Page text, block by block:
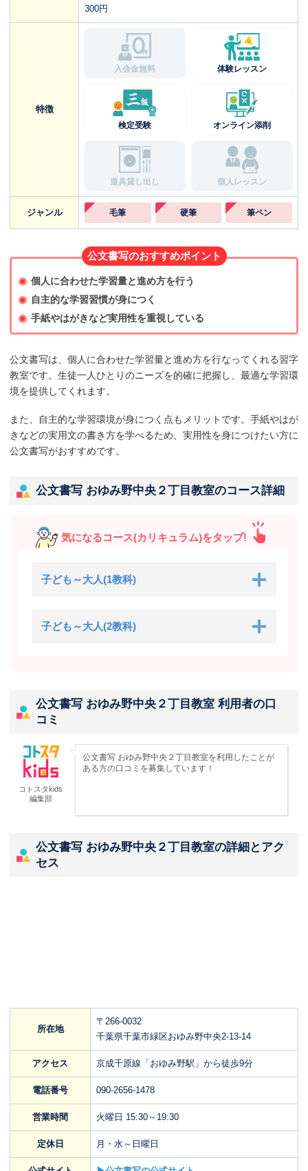
300円
特徴
入会金無料 体験レッスン
検定受験 オンライン添削
道具貸し出し 個人レッスン
ジャンル 毛筆 硬筆 筆ペン
公文書写のおすすめポイント
個人に合わせた学習量と進め方を行う
自主的な学習習慣が身につく
手紙やはがきなど実用性を重視している
公文書写は、個人に合わせた学習量と進め方を行なってくれる習字
教室です。生徒一人ひとりのニーズを的確に把握し、最適な学習環
境を提供してくれます。
また、自主的な学習環境が身につく点もメリットです。手紙やはが
きなどの実用文の書き方を学べるため、実用性を身につけたい方に
公文書写がおすすめです。
公文書写 おゆみ野中央２丁目教室のコース詳細
気になるコース(カリキュラム)をタップ!
子ども～大人(1教科)
子ども～大人(2教科)
公文書写 おゆみ野中央２丁目教室 利用者の口
コミ
コトスタkids
編集部
公文書写 おゆみ野中央２丁目教室を利用したことが
ある方の口コミを募集しています！
公文書写 おゆみ野中央２丁目教室の詳細とアク
セス
所在地
〒266-0032
千葉県千葉市緑区おゆみ野中央2-13-14
アクセス 京成千原線「おゆみ野駅」から徒歩9分
電話番号 090-2656-1478
営業時間 火曜日 15:30～19:30
定休日 月・水～日曜日